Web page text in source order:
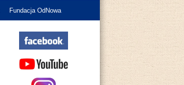
Fundacja OdNowa